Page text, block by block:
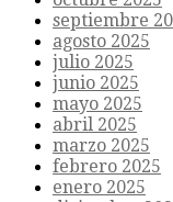
septiembre
agosto 2025
julio 2025
junio 2025
mayo 2025
abril 2025
marzo 2025
febrero 2025
enero 2025